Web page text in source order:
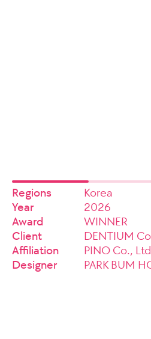
Regions
Korea
Year
2026
Award
WINNER
Client
DENTIUM
Affiliation
PINO Co.,
Designer
PARK BUM